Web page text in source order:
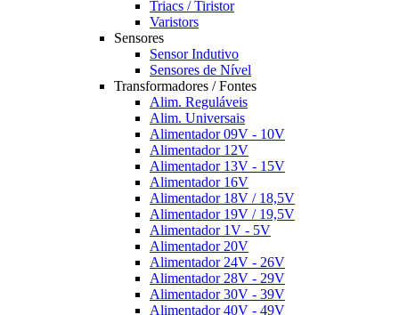
Triacs / Tiristor
Varistors
Sensores
Sensor Indutivo
Sensores de Nível
Transformadores / Fontes
Alim. Reguláveis
Alim. Universais
Alimentador 09V - 10V
Alimentador 12V
Alimentador 13V - 15V
Alimentador 16V
Alimentador 18V / 18,5V
Alimentador 19V / 19,5V
Alimentador 1V - 5V
Alimentador 20V
Alimentador 24V - 26V
Alimentador 28V - 29V
Alimentador 30V - 39V
Alimentador 40V - 49V